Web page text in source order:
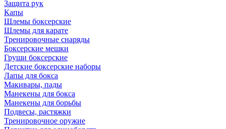
Защита рук
Капы
Шлемы боксерские
Шлемы для карате
Тренировочные снаряды
Боксерские мешки
Груши боксерские
Детские боксерские наборы
Лапы для бокса
Макивары, пады
Манекены для бокса
Манекены для борьбы
Подвесы, растяжки
Тренировочное оружие